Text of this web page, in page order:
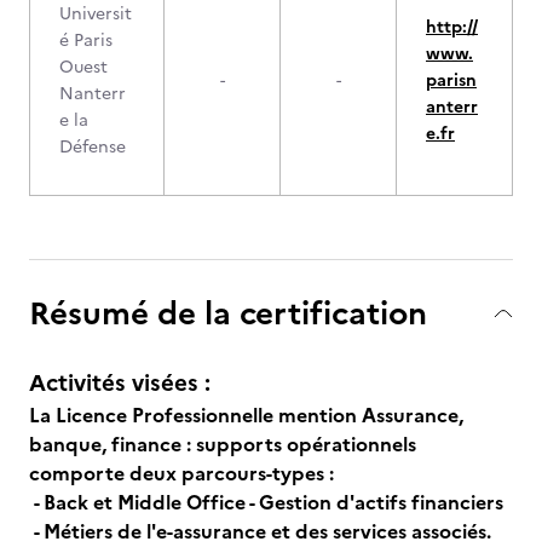
Universit
é Paris
Ouest
Nanterr
e la
Défense
- -
http://
www.
parisn
anterr
e.fr
Résumé de la certification
Activités visées :
La Licence Professionnelle mention Assurance,
banque, finance : supports opérationnels
comporte deux parcours-types :
- Back et Middle Office - Gestion d'actifs financiers
- Métiers de l'e-assurance et des services associés.